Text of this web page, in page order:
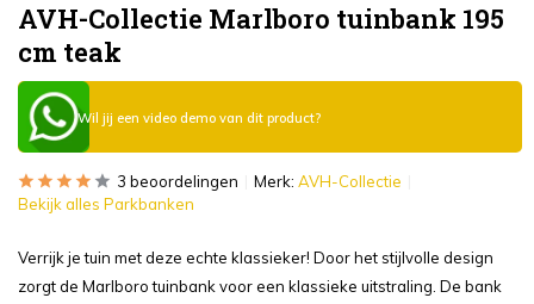
AVH-Collectie Marlboro tuinbank 195
cm teak
Wil jij een video demo van dit product?
3 beoordelingen Merk: AVH-Collectie
Bekijk alles Parkbanken
Verrijk je tuin met deze echte klassieker! Door het stijlvolle design
zorgt de Marlboro tuinbank voor een klassieke uitstraling. De bank